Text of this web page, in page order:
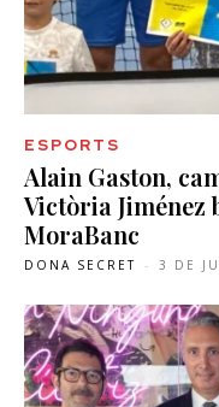
ESPORTS
Alain Gaston,
Victòria Jiménez
MoraBanc
DONA SECRET - 3 DE